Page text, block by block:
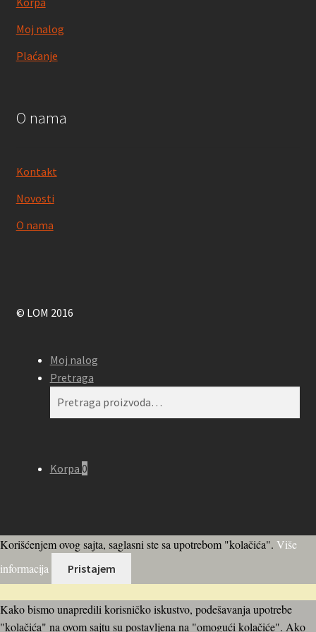
Moj nalog
Plaćanje
O nama
Kontakt
Novosti
O nama
© LOM 2016
Moj nalog
Pretraga
Korpa 0
Korišćenjem ovog sajta, saglasni ste sa upotrebom "kolačića". Više
informacija
Pristajem
Kako bismo unapredili korisničko iskustvo, podešavanja upotrebe
"kolačića" na ovom sajtu su postavljena na "omogući kolačiće". Ako